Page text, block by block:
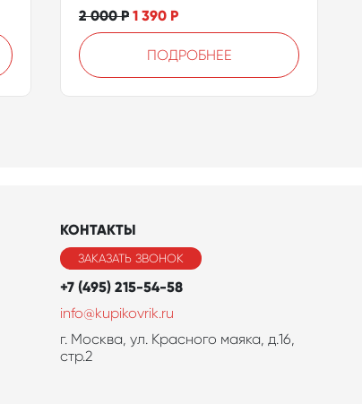
2 000Р 1 390 Р
ПОДРОБНЕЕ
КОНТАКТЫ
ЗАКАЗАТЬ ЗВОНОК
+7 (495) 215-54-58
info@kupikovrik.ru
г. Москва, ул. Красного маяка, д.16,
стр.2